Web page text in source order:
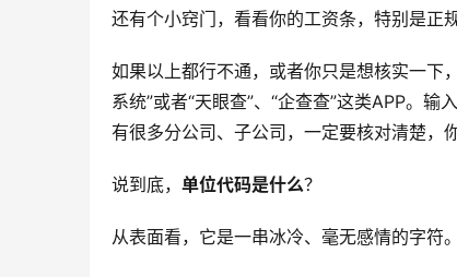
还有个小窍门，看看你的工资条，特别是正
如果以上都行不通，或者你只是想核实一下
系统”或者“天眼查”、“企查查”这类APP。
有很多分公司、子公司，一定要核对清楚，
说到底， 单位代码是什么？
从表面看，它是一串冰冷、毫无感情的字符。